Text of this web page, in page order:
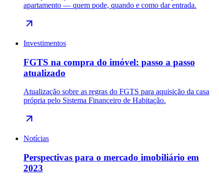
apartamento — quem pode, quando e como dar entrada.
Investimentos
FGTS na compra do imóvel: passo a passo
atualizado
Atualização sobre as regras do FGTS para aquisição da casa
própria pelo Sistema Financeiro de Habitação.
Notícias
Perspectivas para o mercado imobiliário em
2023